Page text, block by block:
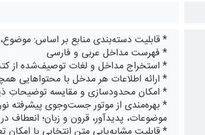
* قابلیت دسته‌بندی منابع بر اساس:
* فهرست مداخل عربی و فارسی
* استخراج مداخل و لغات توصیف‌شده از
* ارائه اطلاعات هر مدخل با محتواهایی
* امکان محدودسازی و مقایسه توضیحاتِ
* بهره‌مندی از موتور جست‌وجوی پیشرفته
موضوعات، پدیدآور، قرون و زبان؛ انعطاف
* قابلیت مشابه‌‎یابی متن انتخابی با امکان تعیین درصد تشابه